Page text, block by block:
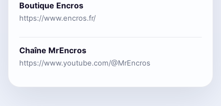
Boutique Encros
https://www.encros.fr/
Chaîne MrEncros
https://www.youtube.com/@MrEncros